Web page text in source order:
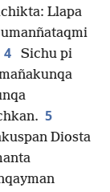
Llapa
4
Sichu pi
5
Diosta